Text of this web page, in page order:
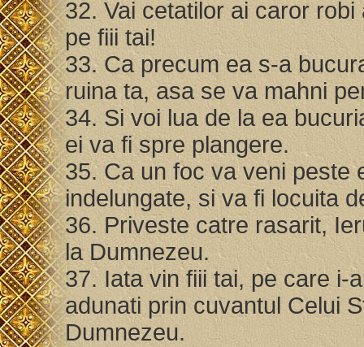
32. Vai cetatilor ai caror
pe fiii tai!
33. Ca precum ea s-a
ruina ta, asa se va mahni
34. Si voi lua de la ea
ei va fi spre plangere.
35. Ca un foc va veni peste
indelungate, si va fi locuita
36. Priveste catre rasarit,
la Dumnezeu.
37. Iata vin fiii tai, pe care i-
adunati prin cuvantul Celui
Dumnezeu.